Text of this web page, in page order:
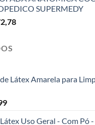
SUPERMEDY
Látex Amarela para
Uso Geral - Com Pó